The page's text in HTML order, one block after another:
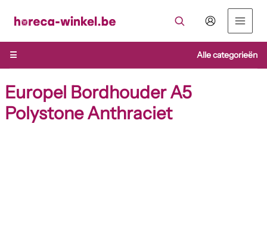
naar
inhoud
☰
Alle categorieën
Europel Bordhouder A5
Polystone Anthraciet